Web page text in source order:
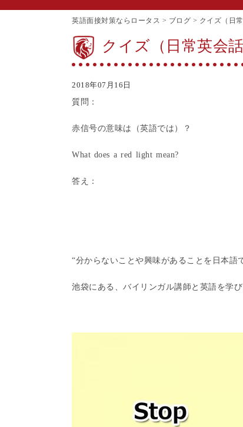
英語面接対策ならロータス > ブログ > クイズ（日
クイズ（日常英会話
2018年07月16日
質問：
赤信号の意味は（英語では）？
What does a red light mean?
答え：
“分からないことや興味があることを日本
池袋にある、バイリンガル講師と英語を学